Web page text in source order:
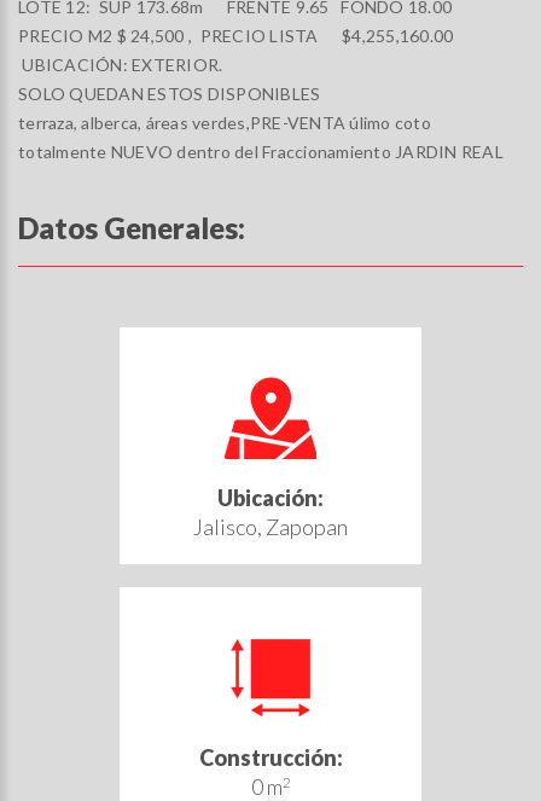
LOTE 12: SUP 173.68m FRENTE 9.65 FONDO 18.00
PRECIO M2 $ 24,500 , PRECIO LISTA $4,255,160.00
UBICACIÓN: EXTERIOR.
SOLO QUEDAN ESTOS DISPONIBLES
terraza, alberca, áreas verdes,PRE-VENTA úlimo coto
totalmente NUEVO dentro del Fraccionamiento JARDIN REAL
Datos Generales:
Ubicación:
Jalisco, Zapopan
Construcción:
0 m2